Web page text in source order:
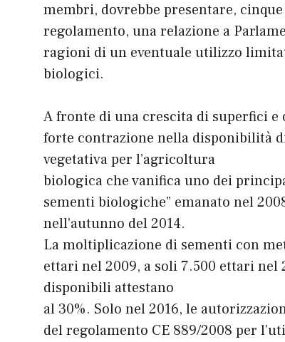
membri, dovrebbe presentare,
regolamento, una relazione a
ragioni di un eventuale utilizzo
biologici.
A fronte di una crescita di superfici
forte contrazione nella disponibilità
vegetativa per l’agricoltura
biologica che vanifica uno dei
sementi biologiche” emanato nel
nell’autunno del 2014.
La moltiplicazione di sementi con
ettari nel 2009, a soli 7.500 ettari
disponibili attestano
al 30%. Solo nel 2016, le
del regolamento CE 889/2008 per